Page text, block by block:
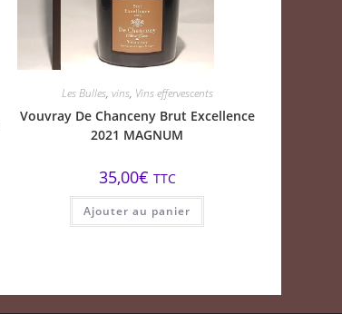
Les Bulles, vins, Vins effervescents
Vouvray De Chanceny Brut Excellence
2021 MAGNUM
35,00€ TTC
Ajouter au panier